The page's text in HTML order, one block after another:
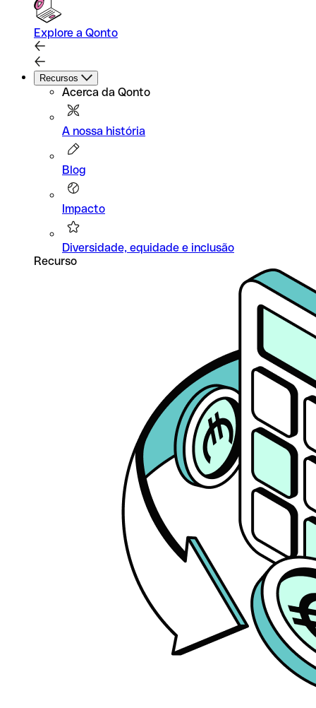
Explore a Qonto
Recursos
Acerca da Qonto
A nossa história
Blog
Impacto
Diversidade, equidade e inclusão
Recurso